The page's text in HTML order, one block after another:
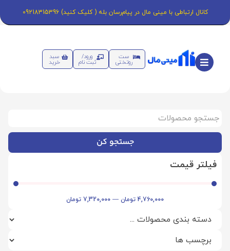
کانال ارتباطی با مینی مال در پیام‌رسان بله ( کلیک کنید) 09218315396
ست
روتختی
ورود/
ثبت نام
سبد
خرید
جستجو کن
فیلتر قیمت
4,760,000 تومان —
7,320,000 تومان